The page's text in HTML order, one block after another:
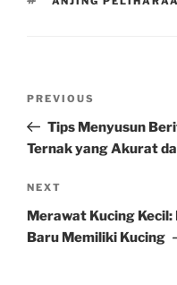
Previous
Post
PREVIOUS
Tips Menyusun
Ternak yang Akurat
Next
Post
NEXT
Merawat Kucing
Baru Memiliki Kucing